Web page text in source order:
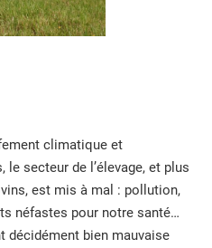
climatique et
le secteur de l’élevage, et plus
est mis à mal : pollution,
néfastes pour notre santé…
décidément bien mauvaise